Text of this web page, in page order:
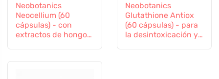
Neobotanics
Neocellium (60
cápsulas) - con
extractos de hongos
Neobotanics
Glutathione Antiox
(60 cápsulas) - para
la desintoxicación y